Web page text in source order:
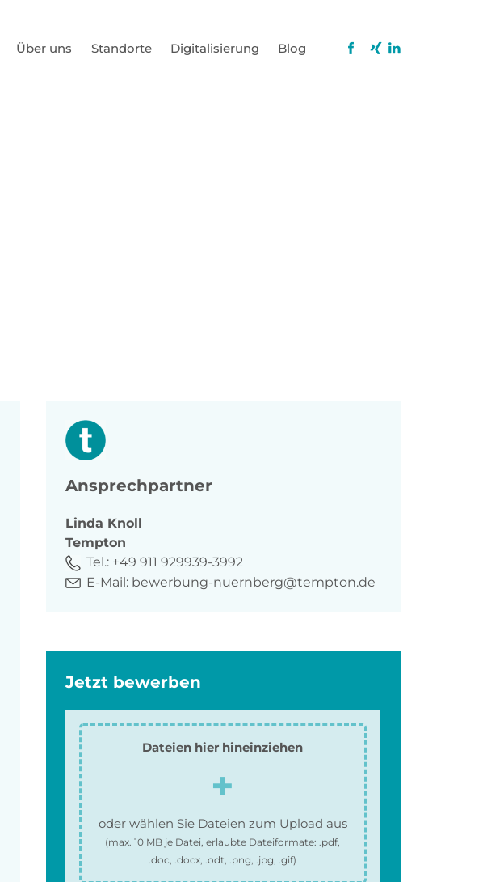
Über uns Standorte Digitalisierung Blog
Ansprechpartner
Linda Knoll
Tempton
Tel.: +49 911 929939-3992
E-Mail: bewerbung-nuernberg@tempton.de
Jetzt bewerben
Dateien hier hineinziehen
oder wählen Sie Dateien zum Upload aus
(max.10 MB je Datei, erlaubte Dateiformate:.pdf,
.doc, .docx, .odt, .png, .jpg, .gif)